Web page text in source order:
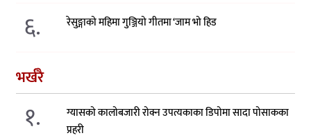
६. रेसुङ्गाको महिमा गुञ्जियो गीतमा ‘जाम भो हिड
भर्खरै
१.
ग्यासको कालोबजारी रोक्न उपत्यकाका डिपोमा सादा पोसाकका
प्रहरी